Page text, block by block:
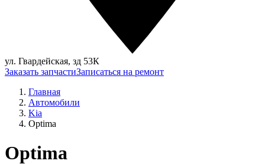
ул. Гвардейская, зд 53К
Заказать запчастиЗаписаться на ремонт
Главная
Автомобили
Kia
Optima
Optima